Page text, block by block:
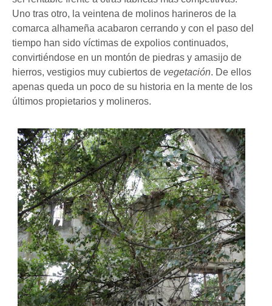
Uno tras otro, la veintena de molinos harineros de la
comarca alhameña acabaron cerrando y con el paso del
tiempo han sido víctimas de expolios continuados,
convirtiéndose en un montón de piedras y amasijo de
hierros, vestigios muy cubiertos de vegetación. De ellos
apenas queda un poco de su historia en la mente de los
últimos propietarios y molineros.